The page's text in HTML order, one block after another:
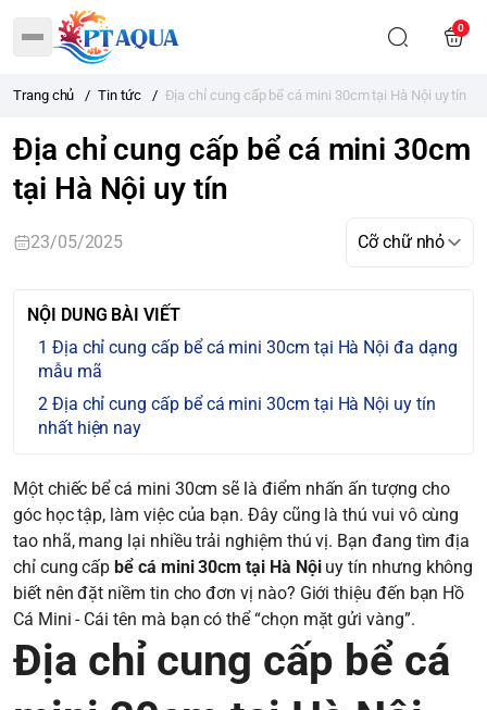
0
Trang chủ / Tin tức / Địa chỉ cung cấp bể cá mini 30cm tại Hà Nội uy tín
Địa chỉ cung cấp bể cá mini 30cm
tại Hà Nội uy tín
23/05/2025
NỘI DUNG BÀI VIẾT
Địa chỉ cung cấp bể cá mini 30cm tại Hà Nội đa dạng
mẫu mã
Địa chỉ cung cấp bể cá mini 30cm tại Hà Nội uy tín
nhất hiện nay
Một chiếc bể cá mini 30cm sẽ là điểm nhấn ấn tượng cho
góc học tập, làm việc của bạn. Đây cũng là thú vui vô cùng
tao nhã, mang lại nhiều trải nghiệm thú vị. Bạn đang tìm địa
chỉ cung cấpbể cá mini 30cm tại Hà Nộiuy tín nhưng không
biết nên đặt niềm tin cho đơn vị nào? Giới thiệu đến bạn Hồ
Cá Mini - Cái tên mà bạn có thể “chọn mặt gửi vàng”.
Địa chỉ cung cấp bể cá